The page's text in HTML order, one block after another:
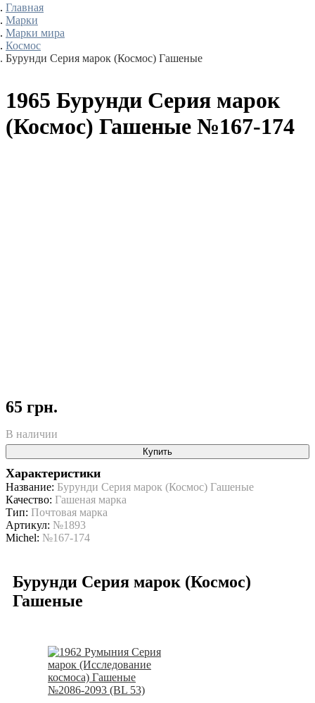
Главная
Марки
Марки мира
Космос
Бурунди Серия марок (Космос) Гашеные
1965 Бурунди Серия марок
(Космос) Гашеные №167-174
65 грн.
В наличии
Купить
Характеристики
Название: Бурунди Серия марок (Космос) Гашеные
Качество: Гашеная марка
Тип: Почтовая марка
Артикул: №1893
Michel: №167-174
Бурунди Серия марок (Космос)
Гашеные